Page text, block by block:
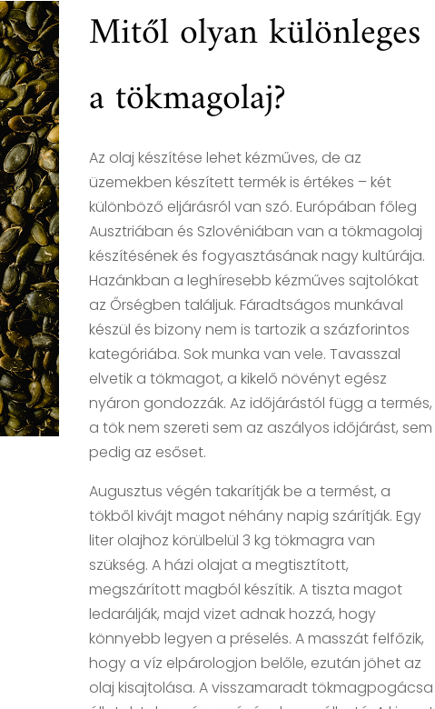
Mitől olyan különleges
a tökmagolaj?
Az olaj készítése lehet kézműves, de az
üzemekben készített termék is értékes – két
különböző eljárásról van szó. Európában főleg
Ausztriában és Szlovéniában van a tökmagolaj
készítésének és fogyasztásának nagy kultúrája.
Hazánkban a leghíresebb kézműves sajtolókat
az Őrségben találjuk. Fáradtságos munkával
készül és bizony nem is tartozik a százforintos
kategóriába. Sok munka van vele. Tavasszal
elvetik a tökmagot, a kikelő növényt egész
nyáron gondozzák. Az időjárástól függ a termés,
a tök nem szereti sem az aszályos időjárást, sem
pedig az esőset.
Augusztus végén takarítják be a termést, a
tökből kivájt magot néhány napig szárítják. Egy
liter olajhoz körülbelül 3 kg tökmagra van
szükség. A házi olajat a megtisztított,
megszárított magból készítik. A tiszta magot
ledarálják, majd vizet adnak hozzá, hogy
könnyebb legyen a préselés. A masszát felfőzik,
hogy a víz elpárologjon belőle, ezután jöhet az
olaj kisajtolása. A visszamaradt tökmagpogácsa